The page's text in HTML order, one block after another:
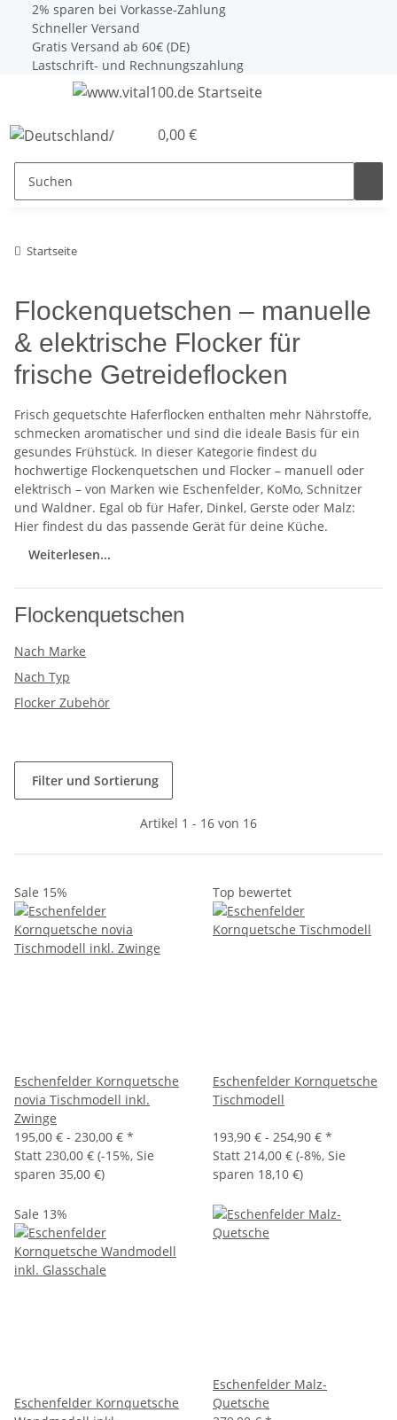
2% sparen bei Vorkasse-Zahlung
Schneller Versand
Gratis Versand ab 60€ (DE)
Lastschrift- und Rechnungszahlung
0,00 €
Startseite
Flockenquetschen – manuelle
& elektrische Flocker für
frische Getreideflocken
Frisch gequetschte Haferflocken enthalten mehr Nährstoffe,
schmecken aromatischer und sind die ideale Basis für ein
gesundes Frühstück. In dieser Kategorie findest du
hochwertige Flockenquetschen und Flocker – manuell oder
elektrisch – von Marken wie Eschenfelder, KoMo, Schnitzer
und Waldner. Egal ob für Hafer, Dinkel, Gerste oder Malz:
Hier findest du das passende Gerät für deine Küche.
Weiterlesen...
Flockenquetschen
Nach Marke
Nach Typ
Flocker Zubehör
Filter und Sortierung
Artikel 1 - 16 von 16
Sale 15%
Eschenfelder Kornquetsche
novia Tischmodell inkl.
Zwinge
195,00 € - 230,00 € *
Statt 230,00 € (-15%, Sie
sparen 35,00 €)
Top bewertet
Eschenfelder Kornquetsche
Tischmodell
193,90 € - 254,90 € *
Statt 214,00 € (-8%, Sie
sparen 18,10 €)
Sale 13%
Eschenfelder Kornquetsche
Eschenfelder Malz-
Quetsche